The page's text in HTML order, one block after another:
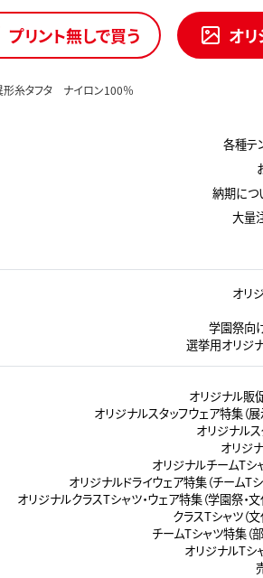
プリント無しで買う オ
形糸タフタ ナイロン100％
各種テ
納期につ
大量
オリ
学園祭向
選挙用オリジ
オリジナル販
オリジナルスタッフウェア特集（
オリジナル
オリジ
オリジナルチームTシ
オリジナルドライウェア特集（チームT
オリジナルクラスTシャツ・ウェア特集（学園祭・
クラスTシャツ（
チームTシャツ特集（
オリジナルTシ